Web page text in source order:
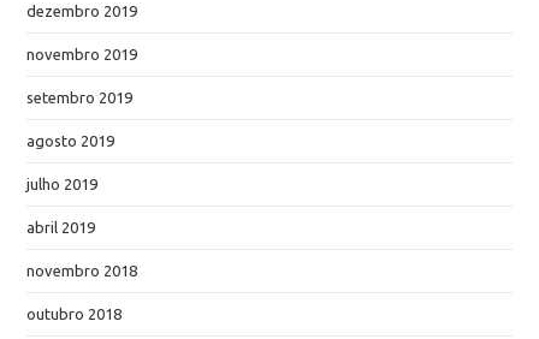
dezembro 2019
novembro 2019
setembro 2019
agosto 2019
julho 2019
abril 2019
novembro 2018
outubro 2018